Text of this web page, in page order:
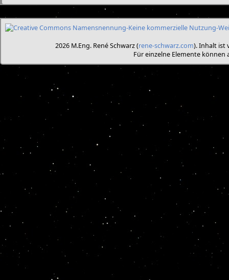
2026 M.Eng. René Schwarz (rene-schwarz.com). Inhalt ist
Für einzelne Elemente